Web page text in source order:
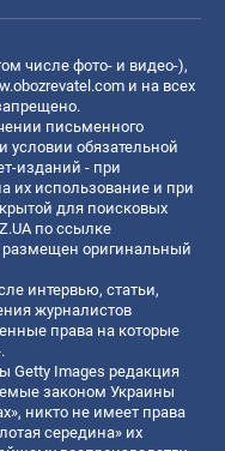
числе фото- и видео-),
и на всех
письменного
условии обязательной
изданий - при
их использование и при
для поисковых
по ссылке
размещен оригинальный
интервью, статьи,
журналистов
права на которые
Getty Images редакция
законом Украины
никто не имеет права
середина» их